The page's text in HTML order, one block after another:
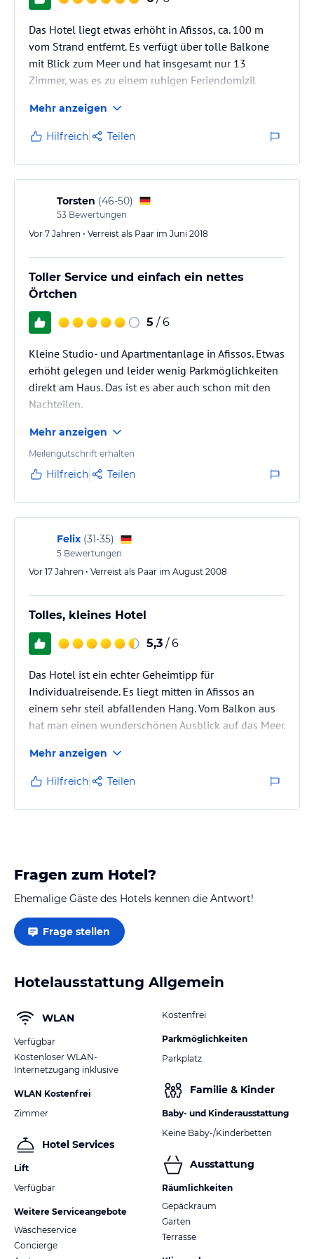
Die Umgebung des Agnanti Hotel Apartments bietet eine Vielzahl
Stränden, betreiben Sie Wassersport oder gehen Sie angeln. Das
nahe gelegene Skizentrum von Pelion ist ein Paradies für Skifahrer
und Snowboarder. Wenn Sie die Umgebung erkunden möchten,
können Sie auch einen Mietwagen von den Mitarbeitern des
Angaben ohne Gewähr. Bitte lies vor der Buchung die
Das Hotel liegt etwas erhöht in Afissos, ca. 100 m
vom Strand entfernt. Es verfügt über tolle Balkone
mit Blick zum Meer und hat insgesamt nur 13
Zimmer, was es zu einem ruhigen Feriendomizil
Mehr anzeigen
Hilfreich Teilen
Torsten (46-50)
53 Bewertungen
Vor 7 Jahren • Verreist als Paar im Juni 2018
Toller Service und einfach ein nettes
Örtchen
5 / 6
Kleine Studio- und Apartmentanlage in Afissos. Etwas
erhöht gelegen und leider wenig Parkmöglichkeiten
direkt am Haus. Das ist es aber auch schon mit den
Nachteilen.
Mehr anzeigen
Meilengutschrift erhalten
Hilfreich Teilen
Felix (31-35)
5 Bewertungen
Vor 17 Jahren • Verreist als Paar im August 2008
Tolles, kleines Hotel
5,3 / 6
Das Hotel ist ein echter Geheimtipp für
Individualreisende. Es liegt mitten in Afissos an
einem sehr steil abfallenden Hang. Vom Balkon aus
hat man einen wunderschönen Ausblick auf das Meer.
gepflegt und sehr sauber. Das Zimmer hatte eine
kleine Küche, die mit dem Notwendigsten
ausgestattet ist. Der Service ist sehr nett. Wer keinen
Pauschalurlaub in einem Luxushotel sucht, der ist
Mehr anzeigen
Hilfreich Teilen
Fragen zum Hotel?
Ehemalige Gäste des Hotels kennen die Antwort!
Frage stellen
Hotelausstattung Allgemein
WLAN
Verfügbar
Kostenloser WLAN-
Internetzugang inklusive
WLAN Kostenfrei
Zimmer
Hotel Services
Lift
Verfügbar
Weitere Serviceangebote
Wäscheservice
Concierge
Kostenfrei
Parkmöglichkeiten
Parkplatz
Familie & Kinder
Baby- und Kinderausstattung
Keine Baby-/Kinderbetten
Ausstattung
Räumlichkeiten
Gepäckraum
Garten
Terrasse